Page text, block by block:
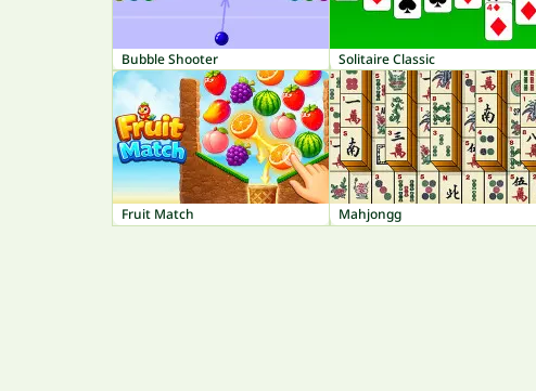
Bubble Shooter Solitaire Classic
Fruit Match Mahjongg